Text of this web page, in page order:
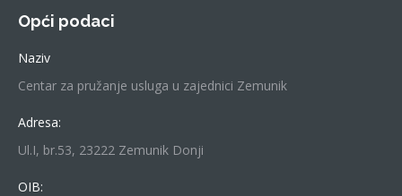
Opći podaci
Naziv
Centar za pružanje usluga u zajednici Zemunik
Adresa:
Ul.I, br.53, 23222 Zemunik Donji
OIB: